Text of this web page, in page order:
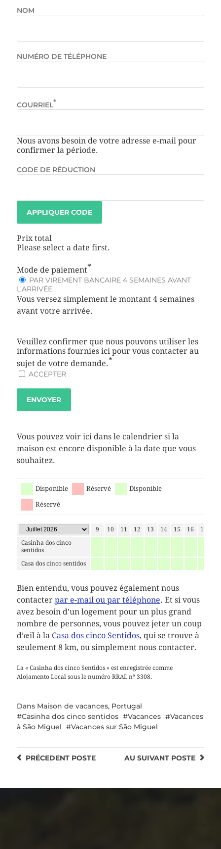
NOM
NUMÉRO DE TÉLÉPHONE
COURRIEL*
Nous avons besoin de votre adresse e-mail pour
confirmer la période.
CODE DE RÉDUCTION
APPLIQUER CODE
Prix total
Please select a date first.
Mode de paiement*
PAR VIREMENT BANCAIRE 4 SEMAINES AVANT
L’ARRIVÉE.
Vous versez simplement le montant 4 semaines
avant votre arrivée.
Veuillez confirmer que nous pouvons utiliser les
informations fournies ici pour vous contacter au
sujet de votre demande.*
ACCEPTER
ENVOYER
Vous pouvez voir ici dans le calendrier si la
maison est encore disponible à la date que vous
souhaitez.
Disponible Réservé Disponible
Réservé
4 5 6 8 9 10 11 12 13 14 15 16 17
Casinha dos cinco
sentidos
Casa dos cinco sentidos
Bien entendu, vous pouvez également nous
contacter par e-mail ou par téléphone. Et si vous
avez besoin d’un logement pour un plus grand
nombre de personnes, vous pouvez jeter un coup
d’œil à la Casa dos cinco Sentidos, qui se trouve à
seulement 8 km, ou simplement nous contacter.
La « Casinha dos cinco Sentidos » est enregistrée comme
Alojamento Local sous le numéro RRAL nº 3308.
Dans Maison de vacances, Portugal
Casinha dos cinco sentidos
Vacances
Vacances
à São Miguel
Vacances sur São Miguel
AU SUIVANT POSTE
PRÉCEDENTPOSTE